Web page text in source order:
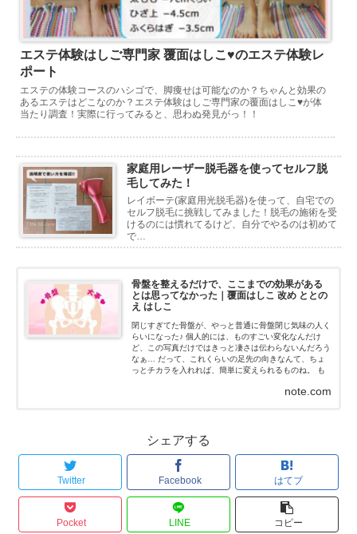
エステ体験はしご専門家 覆面はしこ♥のエステ体験レ
ポート
エステの体験コースのハシゴで、脚痩せは可能なのか？ちゃんと効果の
あるエステはどこなのか？エステ体験はしご専門家の覆面はしこ♥が体
当たり調査！実際に行ってみると、思わぬ発見がっ！！
家庭用レーザー脱毛器を使ってセルフ脱
毛してみた！
レイボーテ(家庭用光脱毛器)を使って、自宅での
セルフ脱毛に挑戦してみました！脱毛の施術を受
けるのには慣れてるけど、自分でやるのは初めて
で…
骨盤を整えるだけで、ここまでの効果がある
とは思ってなかった｜覆面はしこ 改め ととの
え はしこ
閉じすぎてた骨盤が、やっと普通に骨盤閉じ気味の人く
らいになった♪ 個人的には、ものすごい変化なんだけ
ど、この写真だけではきっと凄さは伝わらないんだろう
なぁ… だって、これくらいの足先の向きなんて、ちょ
っとチカラを入れれば、簡単に変えられるものね。 も
note.com
シェアする
Twitter Facebook はてブ
Pocket LINE コピー